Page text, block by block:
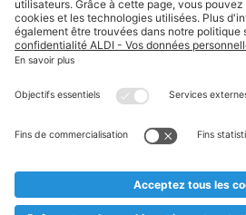
Textes marqués d'un astérisque et
* Nous vendons ces articles
au cas où, malgré le planning bien
prématurément en rupture de stock.
** Sur ce site, l’utilisation de la forme